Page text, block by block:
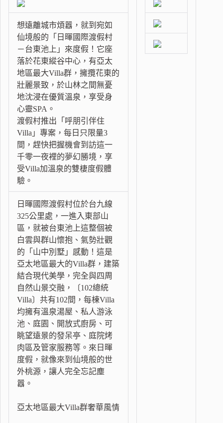
想遠離城市煩囂，就到宛如
仙境般的「日暉國際渡假村
－台東池上」來度假！它座
落於花東縱谷中心，有亞太
地區最大Villa群，擁攬花東的
壯麗景致，於山林之間無憂
地沈浸在優質溫泉，享受身
心靈SPA。
渡假村推出「呼朋引伴住
Villa」專案，每日只限量3
間，趕快把握機會到訪這一
千零一夜裡的夢幻勝境，享
受Villa加溫泉的雙棲度假體
驗。
日暉國際渡假村位於台九線
325公里處，一進入東部山
區，就被台東池上這整個被
白雲與群山懷抱、氣勢壯觀
的「山中別墅」感動！這是
亞太地區最大的Villa群，建築
結合現代美學，完全與四周
自然山景交融，〔102總統
Villa〕共有102間，每棟Villa
均擁有溫泉湯屋、私人游泳
池、庭園、開放式廚房、可
眺望遠景的發呆亭、庭院烤
肉區及管家服務等。來日暉
度假，就像來到仙境般的世
外桃源，讓人完全忘記塵
囂。
亞太地區最大Villa群奢華風情